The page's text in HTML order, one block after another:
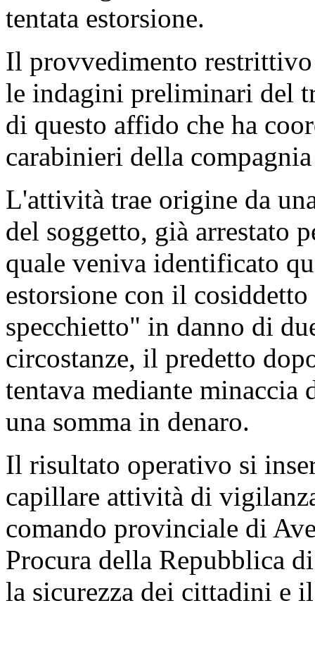
tentata estorsione.
Il provvedimento
le indagini preliminari del
di questo affido che ha
carabinieri della
L'attività trae origine da
del soggetto, già arrestato
quale veniva identificato
estorsione con il
specchietto" in danno di
circostanze, il predetto
tentava mediante
una somma in denaro.
Il risultato operativo si
capillare attività di
comando provinciale di
Procura della Repubblica
la sicurezza dei cittadini e